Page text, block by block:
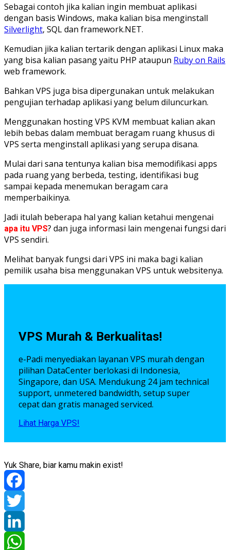
Sebagai contoh jika kalian ingin membuat aplikasi
dengan basis Windows, maka kalian bisa menginstall
Silverlight, SQL dan framework.NET.
Kemudian jika kalian tertarik dengan aplikasi Linux maka
yang bisa kalian pasang yaitu PHP ataupun Ruby on Rails
web framework.
Bahkan VPS juga bisa dipergunakan untuk melakukan
pengujian terhadap aplikasi yang belum diluncurkan.
Menggunakan hosting VPS KVM membuat kalian akan
lebih bebas dalam membuat beragam ruang khusus di
VPS serta menginstall aplikasi yang serupa disana.
Mulai dari sana tentunya kalian bisa memodifikasi apps
pada ruang yang berbeda, testing, identifikasi bug
sampai kepada menemukan beragam cara
memperbaikinya.
Jadi itulah beberapa hal yang kalian ketahui mengenai
apa itu VPS? dan juga informasi lain mengenai fungsi dari
VPS sendiri.
Melihat banyak fungsi dari VPS ini maka bagi kalian
pemilik usaha bisa menggunakan VPS untuk websitenya.
VPS Murah & Berkualitas!
e-Padi menyediakan layanan VPS murah dengan
pilihan DataCenter berlokasi di Indonesia,
Singapore, dan USA. Mendukung 24 jam technical
support, unmetered bandwidth, setup super
cepat dan gratis managed serviced.
Lihat Harga VPS!
Yuk Share, biar kamu makin exist!
Facebook
Twitter
LinkedIn